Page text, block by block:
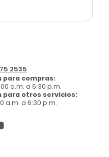
2535
para compras:
a.m. a 6:30 p.m.
para otros servicios:
a.m. a 6:30 p.m.